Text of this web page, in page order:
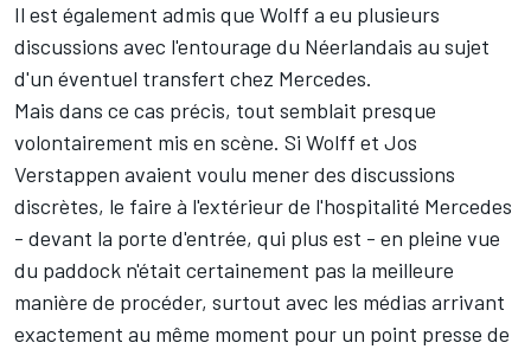
Il est également admis que Wolff a eu plusieurs
discussions avec l'entourage du Néerlandais au sujet
d'un éventuel transfert chez Mercedes.
Mais dans ce cas précis, tout semblait presque
volontairement mis en scène. Si Wolff et Jos
Verstappen avaient voulu mener des discussions
discrètes, le faire à l'extérieur de l'hospitalité Mercedes
- devant la porte d'entrée, qui plus est - en pleine vue
du paddock n'était certainement pas la meilleure
manière de procéder, surtout avec les médias arrivant
exactement au même moment pour un point presse de